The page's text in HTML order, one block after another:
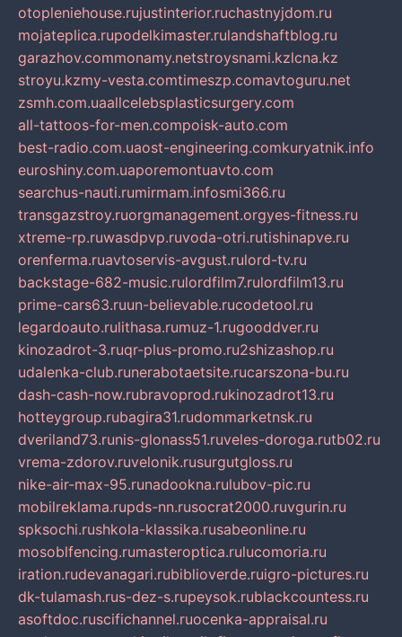
otopleniehouse.rujustinterior.ruchastnyjdom.ru
mojateplica.rupodelkimaster.rulandshaftblog.ru
garazhov.commonamy.netstroysnami.kzlcna.kz
stroyu.kzmy-vesta.comtimeszp.comavtoguru.net
zsmh.com.uaallcelebsplasticsurgery.com
all-tattoos-for-men.compoisk-auto.com
best-radio.com.uaost-engineering.comkuryatnik.info
euroshiny.com.uaporemontuavto.com
searchus-nauti.rumirmam.infosmi366.ru
transgazstroy.ruorgmanagement.orgyes-fitness.ru
xtreme-rp.ruwasdpvp.ruvoda-otri.rutishinapve.ru
orenferma.ruavtoservis-avgust.rulord-tv.ru
backstage-682-music.rulordfilm7.rulordfilm13.ru
prime-cars63.ruun-believable.rucodetool.ru
legardoauto.rulithasa.rumuz-1.rugooddver.ru
kinozadrot-3.ruqr-plus-promo.ru2shizashop.ru
udalenka-club.runerabotaetsite.rucarszona-bu.ru
dash-cash-now.rubravoprod.rukinozadrot13.ru
hotteygroup.rubagira31.rudommarketnsk.ru
dveriland73.runis-glonass51.ruveles-doroga.rutb02.ru
vrema-zdorov.ruvelonik.rusurgutgloss.ru
nike-air-max-95.runadookna.rulubov-pic.ru
mobilreklama.rupds-nn.rusocrat2000.ruvgurin.ru
spksochi.rushkola-klassika.rusabeonline.ru
mosoblfencing.rumasteroptica.rulucomoria.ru
iration.rudevanagari.rubiblioverde.ruigro-pictures.ru
dk-tulamash.rus-dez-s.rupeysok.rublackcountess.ru
asoftdoc.ruscifichannel.ruocenka-appraisal.ru